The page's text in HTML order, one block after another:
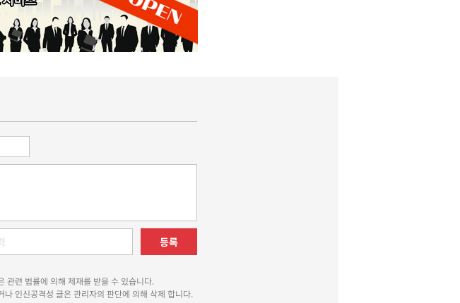
등록
관련 법률에 의해 제재를 받을 수 있습니다.
인신공격성 글은 관리자의 판단에 의해 삭제 합니다.